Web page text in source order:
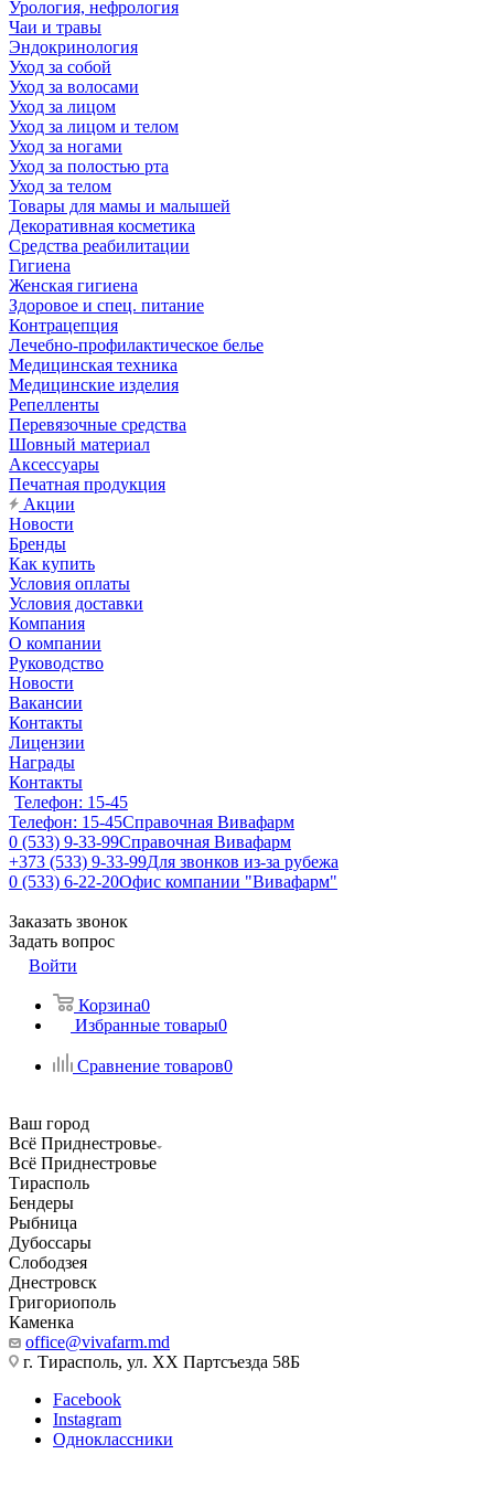
Урология, нефрология
Чаи и травы
Эндокринология
Уход за собой
Уход за волосами
Уход за лицом
Уход за лицом и телом
Уход за ногами
Уход за полостью рта
Уход за телом
Товары для мамы и малышей
Декоративная косметика
Средства реабилитации
Гигиена
Женская гигиена
Здоровое и спец. питание
Контрацепция
Лечебно-профилактическое белье
Медицинская техника
Медицинские изделия
Репелленты
Перевязочные средства
Шовный материал
Аксессуары
Печатная продукция
Акции
Новости
Бренды
Как купить
Условия оплаты
Условия доставки
Компания
О компании
Руководство
Новости
Вакансии
Контакты
Лицензии
Награды
Контакты
Телефон: 15-45
Телефон: 15-45Справочная Вивафарм
0 (533) 9-33-99Справочная Вивафарм
+373 (533) 9-33-99Для звонков из-за рубежа
0 (533) 6-22-20Офис компании "Вивафарм"
Заказать звонок
Задать вопрос
Войти
Корзина0
Избранные товары0
Сравнение товаров0
Ваш город
Всё Приднестровье
Всё Приднестровье
Тирасполь
Бендеры
Рыбница
Дубоссары
Слободзея
Днестровск
Григориополь
Каменка
office@vivafarm.md
г. Тирасполь, ул. ХХ Партсъезда 58Б
Facebook
Instagram
Одноклассники